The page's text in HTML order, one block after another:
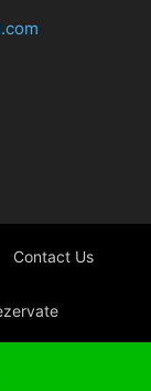
Contact Us